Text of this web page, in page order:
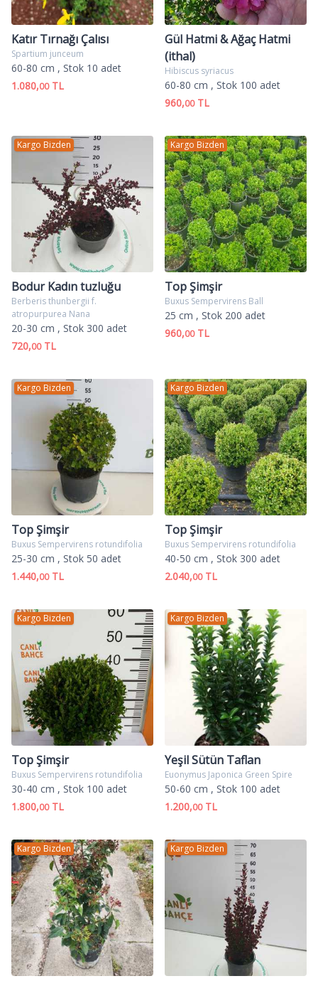
Katır Tırnağı Çalısı
Spartium junceum
60-80 cm , Stok 10 adet
1.080,00TL
Gül Hatmi & Ağaç Hatmi
(ithal)
Hibiscus syriacus
60-80 cm , Stok 100 adet
960,00TL
Kargo Bizden
Bodur Kadın tuzluğu
Berberis thunbergii f.
atropurpurea Nana
20-30 cm , Stok 300 adet
720,00TL
Kargo Bizden
Top Şimşir
Buxus Sempervirens Ball
25 cm , Stok 200 adet
960,00TL
Kargo Bizden
Top Şimşir
Buxus Sempervirens rotundifolia
25-30 cm , Stok 50 adet
1.440,00TL
Kargo Bizden
Top Şimşir
Buxus Sempervirens rotundifolia
40-50 cm , Stok 300 adet
2.040,00TL
Kargo Bizden
Top Şimşir
Buxus Sempervirens rotundifolia
30-40 cm , Stok 100 adet
1.800,00TL
Kargo Bizden
Yeşil Sütün Taflan
Euonymus Japonica Green Spire
50-60 cm , Stok 100 adet
1.200,00TL
Kargo Bizden Kargo Bizden